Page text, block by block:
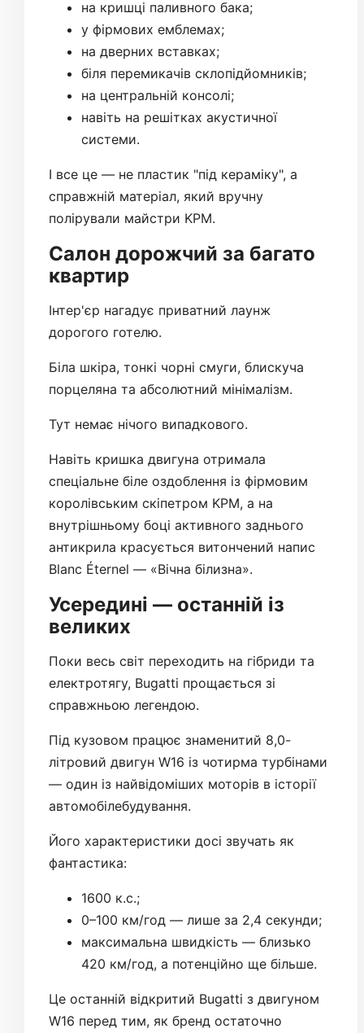
на кришці паливного бака;
у фірмових емблемах;
на дверних вставках;
біля перемикачів склопідйомників;
на центральній консолі;
навіть на решітках акустичної
системи.
І все це — не пластик "під кераміку", а
справжній матеріал, який вручну
полірували майстри KPM.
Салон дорожчий за багато
квартир
Інтер'єр нагадує приватний лаунж
дорогого готелю.
Біла шкіра, тонкі чорні смуги, блискуча
порцеляна та абсолютний мінімалізм.
Тут немає нічого випадкового.
Навіть кришка двигуна отримала
спеціальне біле оздоблення із фірмовим
королівським скіпетром KPM, а на
внутрішньому боці активного заднього
антикрила красується витончений напис
Blanc Éternel — «Вічна білизна».
Усередині — останній із
великих
Поки весь світ переходить на гібриди та
електротягу, Bugatti прощається зі
справжньою легендою.
Під кузовом працює знаменитий 8,0-
літровий двигун W16 із чотирма турбінами
— один із найвідоміших моторів в історії
автомобілебудування.
Його характеристики досі звучать як
фантастика:
1600 к.с.;
0–100 км/год — лише за 2,4 секунди;
максимальна швидкість — близько
420 км/год, а потенційно ще більше.
Це останній відкритий Bugatti з двигуном
W16 перед тим, як бренд остаточно